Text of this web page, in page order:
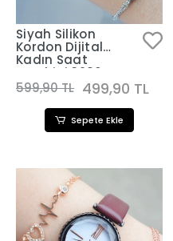
Siyah Silikon
Kordon Dijital
Kadın Saat
Kombini 3280
599,90 TL 499,90 TL
Sepete Ekle